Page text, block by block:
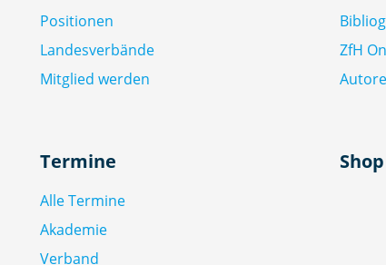
Positionen
Landesverbände
Mitglied werden
ZfH
Termine
Alle Termine
Akademie
Verband
Shop